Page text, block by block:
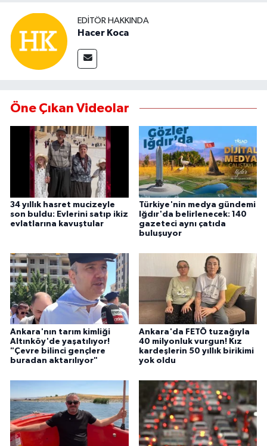
EDITÖR HAKKINDA
Hacer Koca
Öne Çıkan Videolar
34 yıllık hasret mucizeyle
son buldu: Evlerini satıp ikiz
evlatlarına kavuştular
Türkiye'nin medya gündemi
Iğdır'da belirlenecek: 140
gazeteci aynı çatıda
buluşuyor
Ankara'nın tarım kimliği
Altınköy'de yaşatılıyor!
"Çevre bilinci gençlere
buradan aktarılıyor"
Ankara'da FETÖ tuzağıyla
40 milyonluk vurgun! Kız
kardeşlerin 50 yıllık birikimi
yok oldu